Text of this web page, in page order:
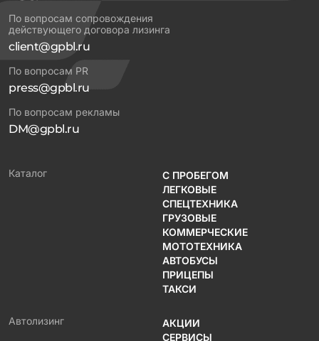
По вопросам сопровождения
действующего договора лизинга
client@gpbl.ru
По вопросам PR
press@gpbl.ru
По вопросам рекламы
DM@gpbl.ru
Каталог
С ПРОБЕГОМ
ЛЕГКОВЫЕ
СПЕЦТЕХНИКА
ГРУЗОВЫЕ
КОММЕРЧЕСКИЕ
МОТОТЕХНИКА
АВТОБУСЫ
ПРИЦЕПЫ
ТАКСИ
Автолизинг
АКЦИИ
СЕРВИСЫ